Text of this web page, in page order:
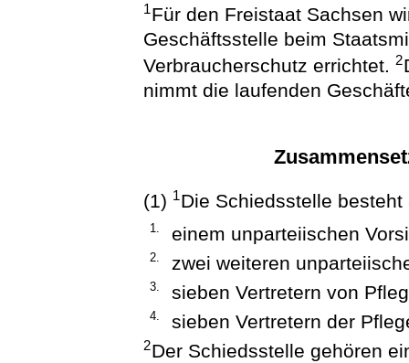
1Für den Freistaat Sachsen
Geschäftsstelle beim
Verbraucherschutz errichtet.2
nimmt die laufenden
(1) 1Die Schiedsstelle besteht
1. einem unparteiischen
2. zwei weiteren
3. sieben Vertretern von
4. sieben Vertretern der
2Der Schiedsstelle gehören